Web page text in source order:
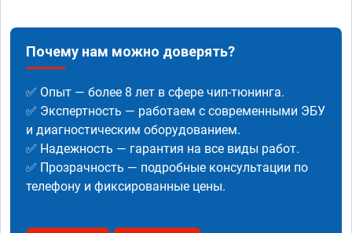
Почему нам можно доверять?
✅ Опыт — более 8 лет в сфере чип-тюнинга.
✅ Экспертность — работаем с современными ЭБУ
и диагностическим оборудованием.
✅ Надежность — гарантия на все виды работ.
✅ Прозрачность — подробные консультации по
телефону и фиксированные цены.